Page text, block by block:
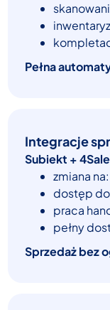
Pełna
Integracje
Subiekt +
zmiana
dostęp
praca
pełny
Sprzedaż bez